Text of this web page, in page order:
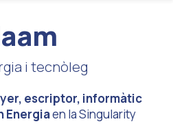
i tecnòleg
escriptor, informàtic
Energiaen laSingularity